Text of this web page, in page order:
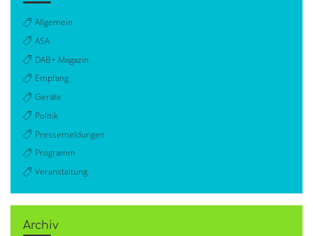
Allgemein
ASA
DAB+ Magazin
Empfang
Geräte
Politik
Pressemeldungen
Programm
Veranstaltung
Archiv